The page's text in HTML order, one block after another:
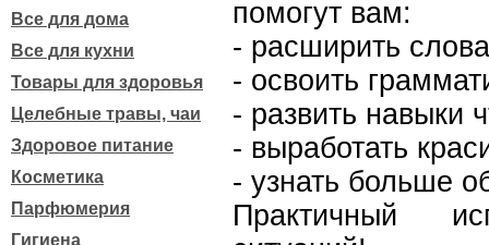
Все для дома
Все для кухни
Товары для здоровья
Целебные травы, чаи
Здоровое питание
Косметика
Парфюмерия
Гигиена
помогут вам:
- расширить
- освоить
- развить навыки
- выработать
- узнать больше
Практичный